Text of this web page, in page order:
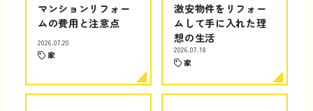
マンションリフォー
ムの費用と注意点
2026.07.20
家
激安物件をリフォー
ムして手に入れた理
想の生活
2026.07.18
家